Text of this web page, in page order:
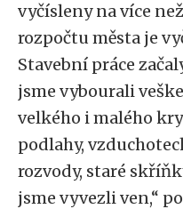
vyčísleny na více
rozpočtu města je
Stavební práce
jsme vybourali
velkého i malého
podlahy,
rozvody, staré
jsme vyvezli ven,“